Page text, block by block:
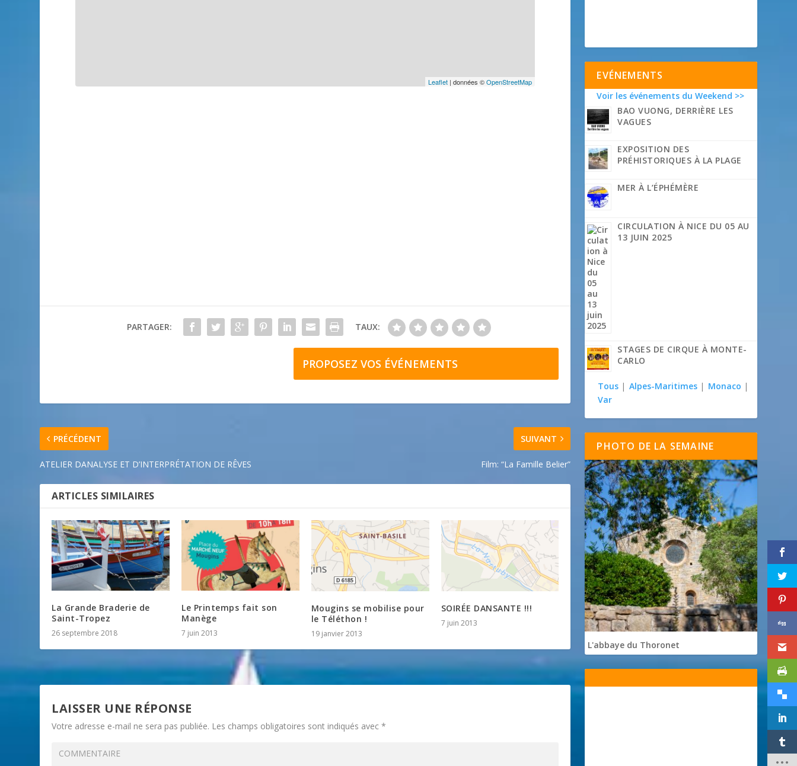
Leaflet | données ©OpenStreetMap
PARTAGER: TAUX:
PROPOSEZ VOS ÉVÉNEMENTS
PRÉCÉDENT
ATELIER DANALYSE ET D’INTERPRÉTATION DE RÊVES
SUIVANT
Film: “La Famille Belier”
ARTICLES SIMILAIRES
La Grande Braderie de
Saint-Tropez
26 septembre 2018
Le Printemps fait son
Manège
7 juin 2013
Mougins se mobilise pour
le Téléthon !
19 janvier 2013
SOIRÉE DANSANTE !!!
7 juin 2013
LAISSER UNE RÉPONSE
Votre adresse e-mail ne sera pas publiée. Les champs obligatoires sont indiqués avec*
EVÉNEMENTS
Voir les événements du Weekend >>
BAO VUONG, DERRIÈRE LES
VAGUES
EXPOSITION DES
PRÉHISTORIQUES À LA PLAGE
MER À L’ÉPHÉMÈRE
CIRCULATION À NICE DU 05 AU
13 JUIN 2025
STAGES DE CIRQUE À MONTE-
CARLO
Tous | Alpes-Maritimes | Monaco |
Var
PHOTO DE LA SEMAINE
L'abbaye du Thoronet